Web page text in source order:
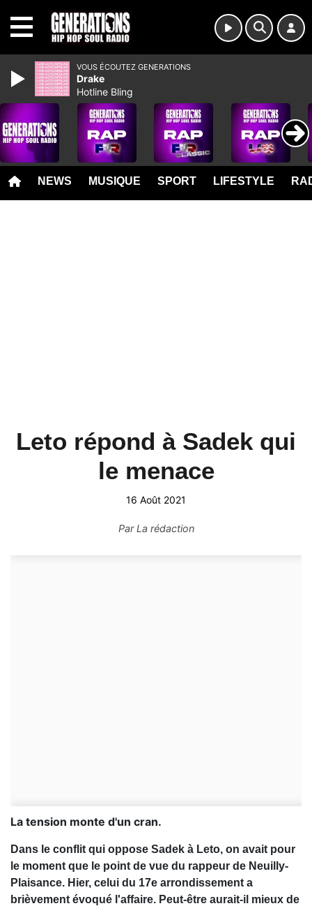
NEWS MUSIQUE SPORT LIFESTYLE
Leto répond à Sadek qui
le menace
16 Août 2021
ParLa rédaction
La tension monte d'un cran.
Dans le conflit qui oppose Sadek à Leto, on avait pour
le moment que le point de vue du rappeur de Neuilly-
Plaisance. Hier, celui du 17e arrondissement a
brièvement évoqué l'affaire. Peut-être aurait-il mieux de
VOUS ÉCOUTEZ GENERATIONS
Drake
Hotline Bling